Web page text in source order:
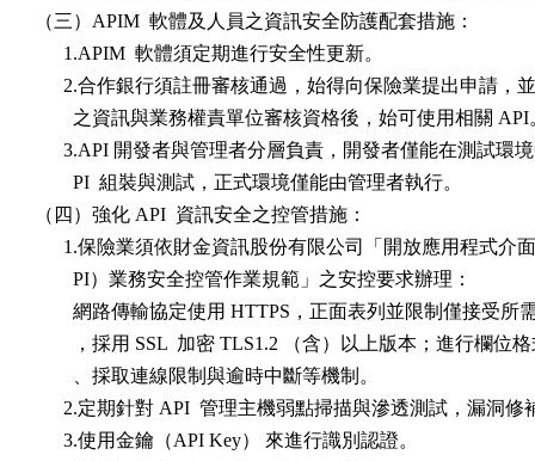
（三）APIM  軟體及人員之資訊安全防護配套措施：
      1.APIM  軟體須定期進行安全性更新。
2.合作銀行須註冊審核通過，始得向保險業提出申請，
之資訊與業務權責單位審核資格後，始可使用相關 API
3.API 開發者與管理者分層負責，開發者僅能在測試環
        PI  組裝與測試，正式環境僅能由管理者執行。
（四）強化 API  資訊安全之控管措施：
1.保險業須依財金資訊股份有限公司「開放應用程式介
        PI）業務安全控管作業規範」之安控要求辦理：
網路傳輸協定使用 HTTPS，正面表列並限制僅接受
，採用 SSL  加密 TLS1.2 （含）以上版本；進行欄位
        、採取連線限制與逾時中斷等機制。
2.定期針對 API  管理主機弱點掃描與滲透測試，漏洞修
      3.使用金鑰（API Key） 來進行識別認證。